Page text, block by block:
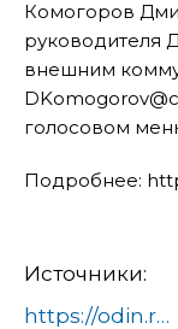
Комогоров
руководителя
внешним
голосовом
Подробнее:
Источники:
https://odin.ru/news/?id=82662